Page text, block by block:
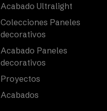
Acabado Ultralight
Colecciones Paneles
decorativos
Acabado Paneles
decorativos
Proyectos
Acabados